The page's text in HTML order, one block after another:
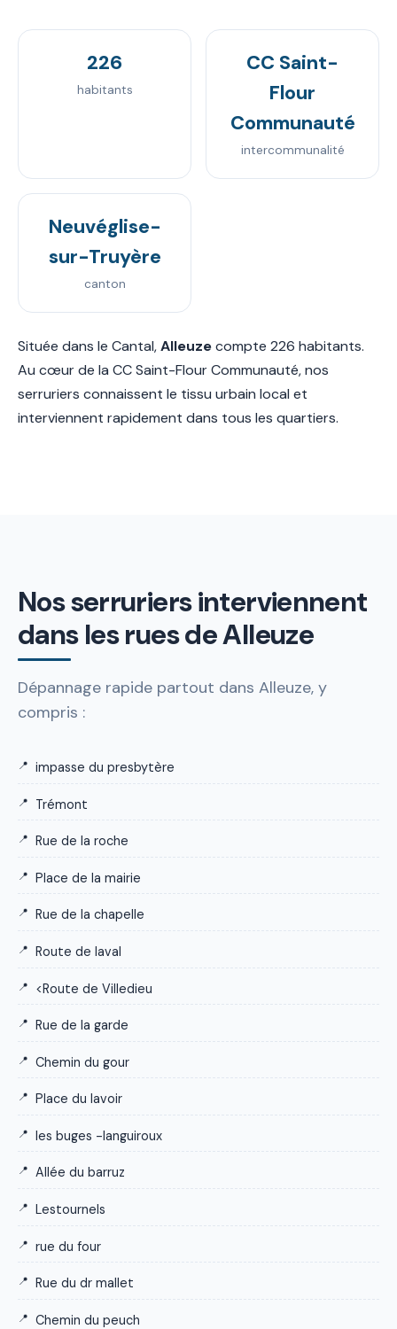
226
habitants
CC Saint-
Flour
Communauté
intercommunalité
Neuvéglise-
sur-Truyère
canton
Située dans le Cantal,Alleuzecompte 226 habitants.
Au cœur de la CC Saint-Flour Communauté, nos
serruriers connaissent le tissu urbain local et
interviennent rapidement dans tous les quartiers.
Nos serruriers interviennent
dans les rues de Alleuze
Dépannage rapide partout dans Alleuze, y
compris :
impasse du presbytère
Trémont
Rue de la roche
Place de la mairie
Rue de la chapelle
Route de laval
<Route de Villedieu
Rue de la garde
Chemin du gour
Place du lavoir
les buges -languiroux
Allée du barruz
Lestournels
rue du four
Rue du dr mallet
Chemin du peuch